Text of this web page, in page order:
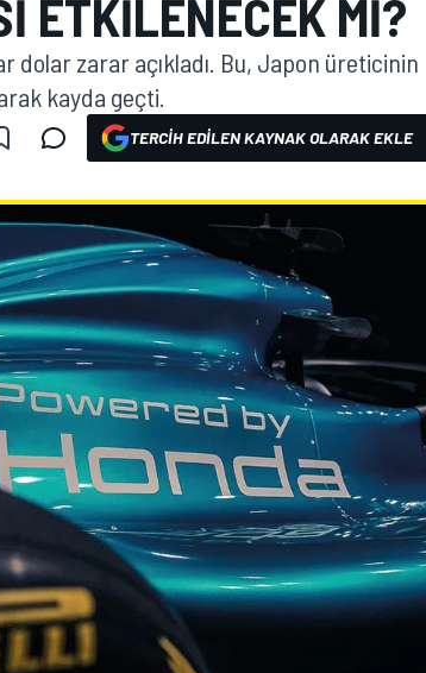
ETKILENECEK MI?
dolar zarar açıkladı. Bu, Japon üreticinin
kayda geçti.
TERCIH EDILEN KAYNAK OLARAK EKLE